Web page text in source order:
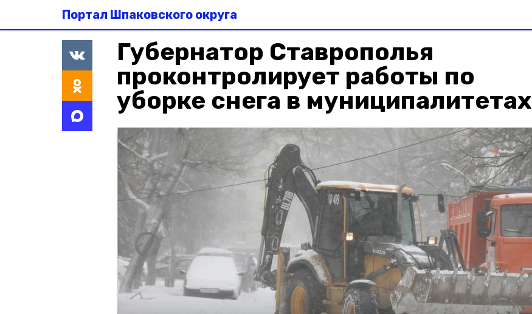
Портал Шпаковского округа
Губернатор Ставрополья
проконтролирует работы по
уборке снега в муниципалитетах